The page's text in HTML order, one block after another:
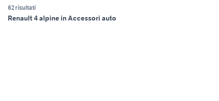
62 risultati
Renault 4 alpine in Accessori auto